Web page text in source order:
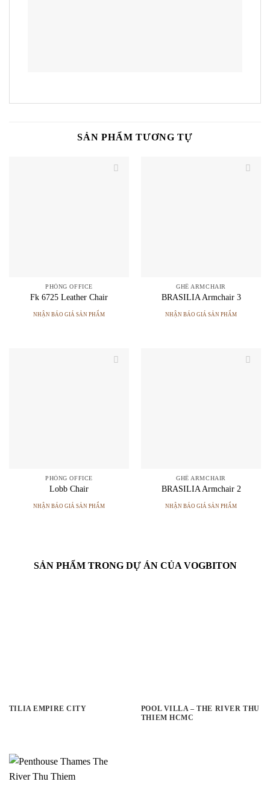
SẢN PHẨM TƯƠNG TỰ
PHÒNG OFFICE
Fk 6725 Leather Chair
NHẬN BÁO GIÁ SẢN PHẨM
GHẾ ARMCHAIR
BRASILIA Armchair 3
NHẬN BÁO GIÁ SẢN PHẨM
PHÒNG OFFICE
Lobb Chair
NHẬN BÁO GIÁ SẢN PHẨM
GHẾ ARMCHAIR
BRASILIA Armchair 2
NHẬN BÁO GIÁ SẢN PHẨM
SẢN PHẨM TRONG DỰ ÁN CỦA VOGBITON
TILIA EMPIRE CITY
POOL VILLA – THE RIVER THU
THIEM HCMC